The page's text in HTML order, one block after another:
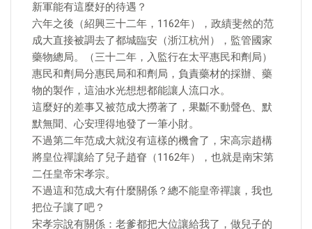
新軍能有這麼好的待遇？
六年之後（紹興三十二年，1162年），政績斐然的范
成大直接被調去了都城臨安（浙江杭州），監管國家
藥物總局。（三十二年，入監行在太平惠民和劑局）
惠民和劑局分惠民局和和劑局，負責藥材的採辦、藥
物的製作，這油水光想想都能讓人流口水。
這麼好的差事又被范成大撈著了，果斷不動聲色、默
默無聞、心安理得地發了一筆小財。
不過第二年范成大就沒有這樣的機會了，宋高宗趙構
將皇位禪讓給了兒子趙眘（1162年），也就是南宋第
二任皇帝宋孝宗。
不過這和范成大有什麼關係？總不能皇帝禪讓，我也
把位子讓了吧？
宋孝宗說有關係：老爹都把大位讓給我了，做兒子的